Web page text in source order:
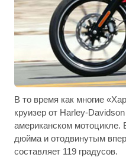
В то время как многие
круизер от Harley-
американском мотоцикле.
дюйма и отодвинутым
составляет 119 градусов.